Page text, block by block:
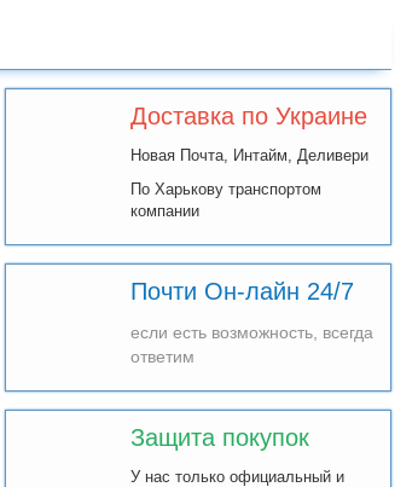
Доставка по Украине
Новая Почта, Интайм, Деливери
По Харькову транспортом
компании
Почти Он-лайн 24/7
если есть возможность, всегда
ответим
Защита покупок
У нас только официальный и